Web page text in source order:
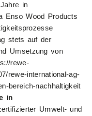
in
Enso Wood Products
stets auf der
Umsetzung von
rewe-
rewe-international-ag-
bereich-nachhaltigkeit
in
Umwelt- und